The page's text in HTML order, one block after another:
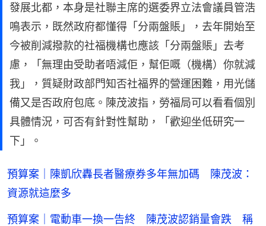
發展北都，本身是社聯主席的選委界立法會議員管浩
鳴表示，既然政府都懂得「分兩盤賬」，去年開始至
今被削減撥款的社福機構也應該「分兩盤賬」去考
慮，「無理由受助者唔減佢，幫佢嘅（機構）你就減
我」，質疑財政部門知否社福界的營運困難，用光儲
備又是否政府包底。陳茂波指，勞福局可以看看個別
具體情況，可否有針對性幫助，「歡迎坐低研究一
下」。
預算案｜陳凱欣轟長者醫療券多年無加碼 陳茂波：
資源就這麼多
預算案｜電動車一換一告終 陳茂波認銷量會跌 稱